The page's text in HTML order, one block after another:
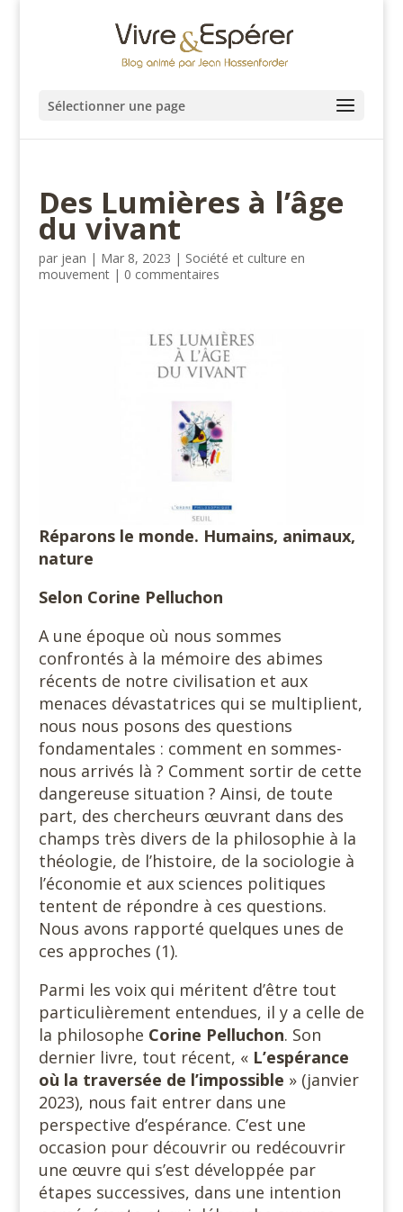
Sélectionner une page
Des Lumières à l’âge
du vivant
par jean | Mar 8, 2023 | Société et culture en
mouvement| 0 commentaires
Réparons le monde. Humains, animaux,
nature
Selon Corine Pelluchon
A une époque où nous sommes
confrontés à la mémoire des abimes
récents de notre civilisation et aux
menaces dévastatrices qui se multiplient,
nous nous posons des questions
fondamentales : comment en sommes-
nous arrivés là ? Comment sortir de cette
dangereuse situation ? Ainsi, de toute
part, des chercheurs œuvrant dans des
champs très divers de la philosophie à la
théologie, de l’histoire, de la sociologie à
l’économie et aux sciences politiques
tentent de répondre à ces questions.
Nous avons rapporté quelques unes de
ces approches (1).
Parmi les voix qui méritent d’être tout
particulièrement entendues, il y a celle de
la philosophe Corine Pelluchon. Son
dernier livre, tout récent, « L’espérance
où la traversée de l’impossible » (janvier
2023), nous fait entrer dans une
perspective d’espérance. C’est une
occasion pour découvrir ou redécouvrir
une œuvre qui s’est développée par
étapes successives, dans une intention